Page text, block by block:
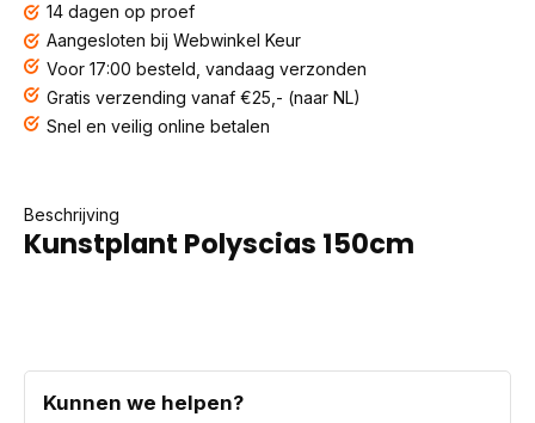
14 dagen op proef
Aangesloten bij Webwinkel Keur
Voor 17:00 besteld, vandaag verzonden
Gratis verzending vanaf €25,- (naar NL)
Snel en veilig online betalen
Beschrijving
Kunstplant Polyscias 150cm
Kunnen we helpen?